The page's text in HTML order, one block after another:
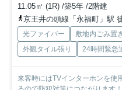
11.05㎡ (1R) /築5年 /2階建
京王井の頭線「永福町」駅
光ファイバー 敷地内ごみ置
外観タイル張り
24時間緊急
来客時にはTVインターホンを使